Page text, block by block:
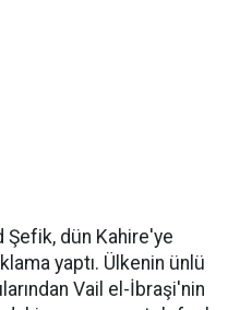
Şefik, dün Kahire'ye
yaptı. Ülkenin ünlü
Vail el-İbraşi'nin